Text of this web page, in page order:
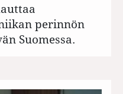
perinnön
Suomessa.